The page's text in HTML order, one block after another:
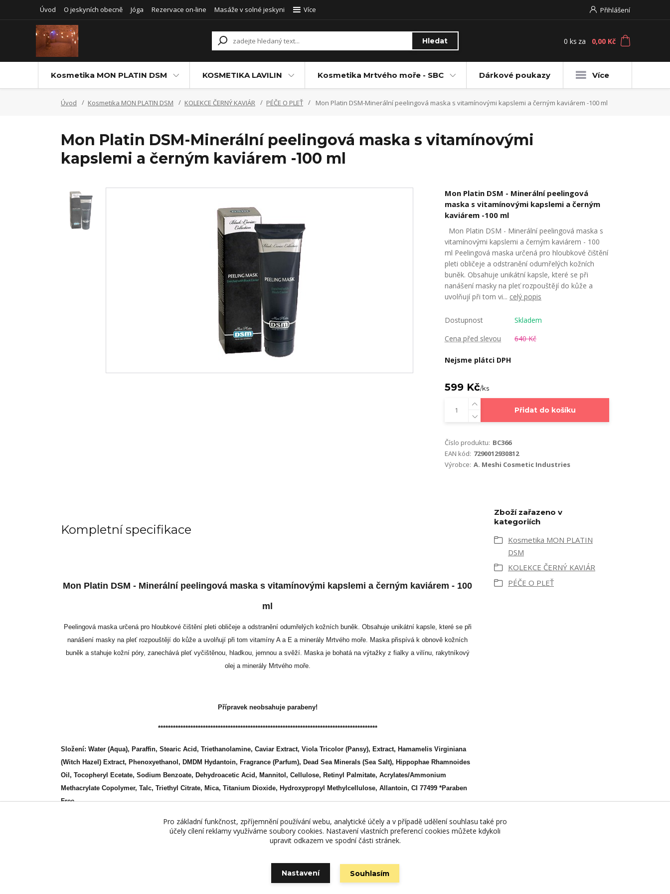
Úvod O jeskyních obecně Jóga Rezervace on-line Masáže v solné jeskyni Více Přihlášení
Hledat 0 ks za 0,00 Kč
Kosmetika MON PLATIN DSM KOSMETIKA LAVILIN Kosmetika Mrtvého moře - SBC Dárkové poukazy Více
Úvod Kosmetika MON PLATIN DSM KOLEKCE ČERNÝ KAVIÁR PÉČE O PLEŤ Mon Platin DSM-Minerální peelingová maska s vitamínovými kapslemi a černým kaviárem -100 ml
Mon Platin DSM-Minerální peelingová maska s vitamínovými
kapslemi a černým kaviárem -100 ml
Mon Platin DSM - Minerální peelingová
maska s vitamínovými kapslemi a černým
kaviárem -100 ml
Mon Platin DSM - Minerální peelingová maska s
vitamínovými kapslemi a černým kaviárem - 100
ml Peelingová maska určená pro hloubkové čištění
pleti obličeje a odstranění odumřelých kožních
buněk. Obsahuje unikátní kapsle, které se při
nanášení masky na pleť rozpouštějí do kůže a
uvolňují při tom vi... celý popis
Dostupnost
Skladem
Cena před slevou
640 Kč
Nejsme plátci DPH
599 Kč/ks
Přidat do košíku
Číslo produktu: BC366
EAN kód: 7290012930812
Výrobce: A. Meshi Cosmetic Industries
Kompletní specifikace
Mon Platin DSM - Minerální peelingová maska s vitamínovými kapslemi a černým kaviárem - 100
ml
Peelingová maska určená pro hloubkové čištění pleti obličeje a odstranění odumřelých kožních buněk. Obsahuje unikátní kapsle, které se při
nanášení masky na pleť rozpouštějí do kůže a uvolňují při tom vitamíny A a E a minerály Mrtvého moře. Maska přispívá k obnově kožních
buněk a stahuje kožní póry, zanechává pleť vyčištěnou, hladkou, jemnou a svěží. Maska je bohatá na výtažky z fialky a vilínu, rakytníkový
olej a minerály Mrtvého moře.
Přípravek neobsahuje parabeny!
****************************************************************************************
Složení: Water (Aqua), Paraffin, Stearic Acid, Triethanolamine, Caviar Extract, Viola Tricolor (Pansy), Extract, Hamamelis Virginiana
(Witch Hazel) Extract, Phenoxyethanol, DMDM Hydantoin, Fragrance (Parfum), Dead Sea Minerals (Sea Salt), Hippophae Rhamnoides
Oil, Tocopheryl Ecetate, Sodium Benzoate, Dehydroacetic Acid, Mannitol, Cellulose, Retinyl Palmitate, Acrylates/Ammonium
Methacrylate Copolymer, Talc, Triethyl Citrate, Mica, Titanium Dioxide, Hydroxypropyl Methylcellulose, Allantoin, CI 77499 *Paraben
Free
Zboží zařazeno v
kategoriích
Kosmetika MON PLATIN
DSM
KOLEKCE ČERNÝ KAVIÁR
PÉČE O PLEŤ
Vytvořeno na
Pro základní funkčnost, zpříjemnění používání webu, analytické účely a v případě udělení souhlasu také pro
účely cílení reklamy využíváme soubory cookies. Nastavení vlastních preferencí cookies můžete kdykoli
upravit odkazem ve spodní části stránek.
Nastavení Souhlasím